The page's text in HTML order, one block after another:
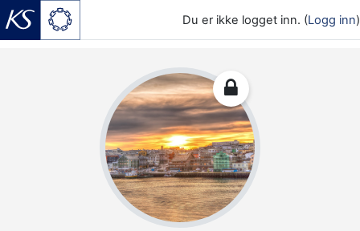
Du er ikke logget inn. (Logg inn)